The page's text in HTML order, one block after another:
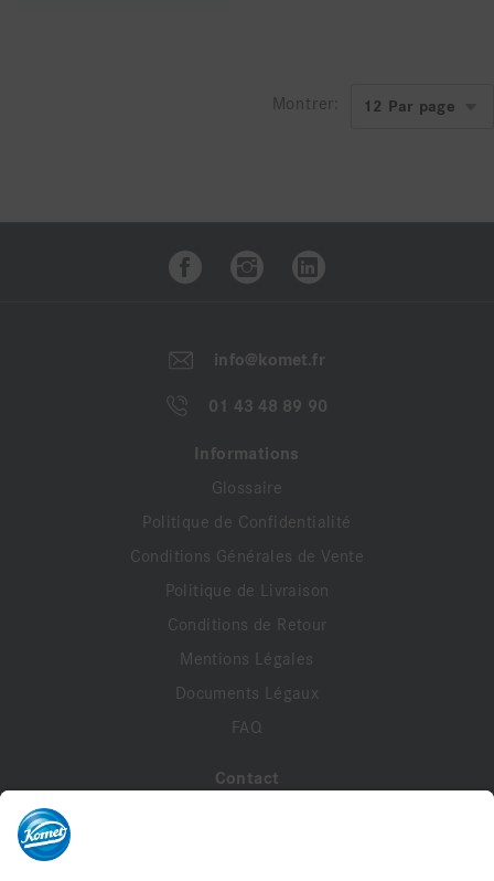
Montrer:
info@komet.fr
01 43 48 89 90
Informations
Glossaire
Politique de Confidentialité
Conditions Générales de Vente
Politique de Livraison
Conditions de Retour
Mentions Légales
Documents Légaux
FAQ
Contact